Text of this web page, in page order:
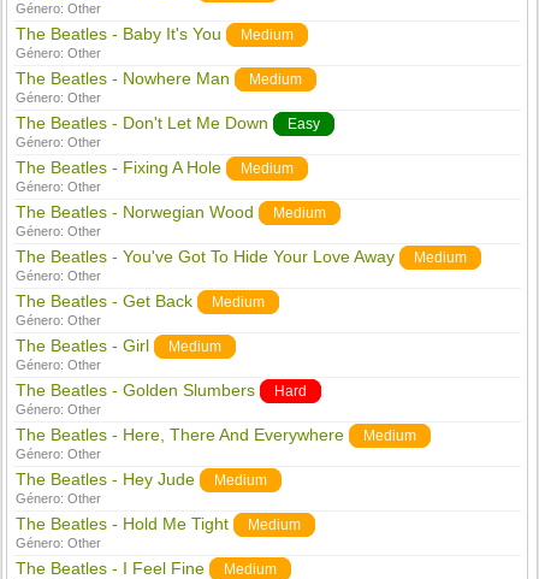
Género:Other
The Beatles - Baby It's You Medium
Género:Other
The Beatles - Nowhere Man Medium
Género:Other
The Beatles - Don't Let Me Down Easy
Género:Other
The Beatles - Fixing A Hole Medium
Género:Other
The Beatles - Norwegian Wood Medium
Género:Other
The Beatles - You've Got To Hide Your Love Away Medium
Género:Other
The Beatles - Get Back Medium
Género:Other
The Beatles - Girl Medium
Género:Other
The Beatles - Golden Slumbers Hard
Género:Other
The Beatles - Here, There And Everywhere Medium
Género:Other
The Beatles - Hey Jude Medium
Género:Other
The Beatles - Hold Me Tight Medium
Género:Other
The Beatles - I Feel Fine Medium